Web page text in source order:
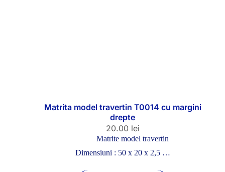
Matrita model travertin T0014 cu margini
drepte
20.00 lei
Matrite model travertin
Dimensiuni : 50 x 20 x 2,5 …